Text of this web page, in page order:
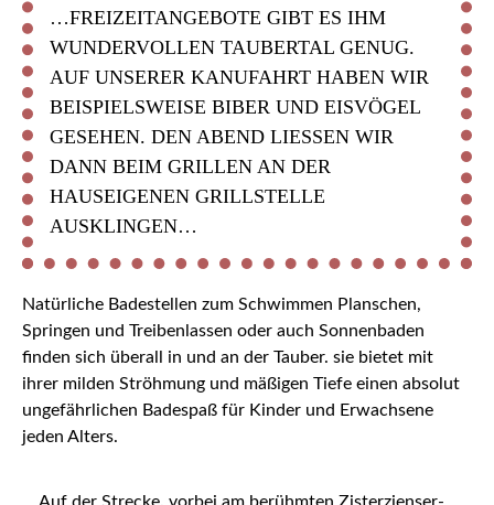
…FREIZEITANGEBOTE GIBT ES IHM
WUNDERVOLLEN TAUBERTAL GENUG.
AUF UNSERER KANUFAHRT HABEN WIR
BEISPIELSWEISE BIBER UND EISVÖGEL
GESEHEN. DEN ABEND LIESSEN WIR D
ANN BEIM GRILLEN AN DER H
AUSEIGENEN GRILLSTELLE A
USKLINGEN…
Natürliche Badestellen zum Schwimmen Planschen,
Springen und Treibenlassen oder auch Sonnenbaden
finden sich überall in und an der Tauber. sie bietet mit
ihrer milden Ströhmung und mäßigen Tiefe einen absolut
ungefährlichen Badespaß für Kinder und Erwachsene
jeden Alters.